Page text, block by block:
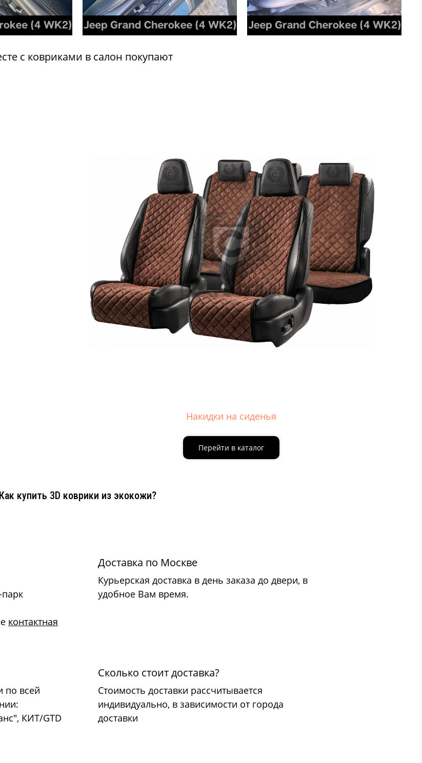
с ковриками в салон покупают
Накидки на сиденья
Перейти в каталог
Как купить 3D коврики из экокожи?
контактная
Доставка по Москве
Курьерская доставка в день заказа до двери, в
удобное Вам время.
по всей
КИТ/GTD
Сколько стоит доставка?
Стоимость доставки рассчитывается
индивидуально, в зависимости от города
доставки